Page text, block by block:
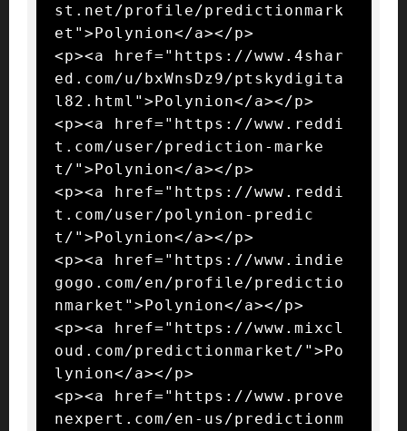
st.net/profile/predictionmark
et">Polynion</a></p>
<p><a href="https://www.4shar
ed.com/u/bxWnsDz9/ptskydigita
l82.html">Polynion</a></p>
<p><a href="https://www.reddi
t.com/user/prediction-marke
t/">Polynion</a></p>
<p><a href="https://www.reddi
t.com/user/polynion-predic
t/">Polynion</a></p>
<p><a href="https://www.indie
gogo.com/en/profile/predictio
nmarket">Polynion</a></p>
<p><a href="https://www.mixcl
oud.com/predictionmarket/">Po
lynion</a></p>
<p><a href="https://www.prove
nexpert.com/en-us/predictionm